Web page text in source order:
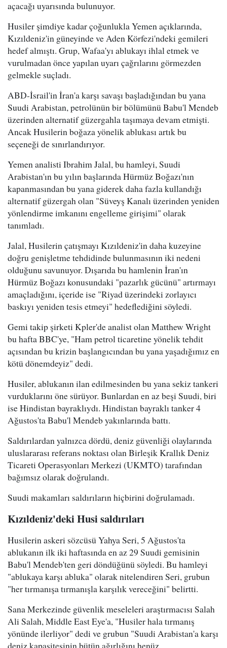
açacağı uyarısında bulunuyor.
Husiler şimdiye kadar çoğunlukla Yemen açıklarında,
Kızıldeniz'in güneyinde ve Aden Körfezi'ndeki gemileri
hedef almıştı. Grup, Wafaa'yı ablukayı ihlal etmek ve
vurulmadan önce yapılan uyarı çağrılarını görmezden
gelmekle suçladı.
ABD-İsrail'in İran'a karşı savaşı başladığından bu yana
Suudi Arabistan, petrolünün bir bölümünü Babu'l Mendeb
üzerinden alternatif güzergahla taşımaya devam etmişti.
Ancak Husilerin boğaza yönelik ablukası artık bu
seçeneği de sınırlandırıyor.
Yemen analisti Ibrahim Jalal, bu hamleyi, Suudi
Arabistan'ın bu yılın başlarında Hürmüz Boğazı'nın
kapanmasından bu yana giderek daha fazla kullandığı
alternatif güzergah olan "Süveyş Kanalı üzerinden yeniden
yönlendirme imkanını engelleme girişimi" olarak
tanımladı.
Jalal, Husilerin çatışmayı Kızıldeniz'in daha kuzeyine
doğru genişletme tehdidinde bulunmasının iki nedeni
olduğunu savunuyor. Dışarıda bu hamlenin İran'ın
Hürmüz Boğazı konusundaki "pazarlık gücünü" artırmayı
amaçladığını, içeride ise "Riyad üzerindeki zorlayıcı
baskıyı yeniden tesis etmeyi" hedeflediğini söyledi.
Gemi takip şirketi Kpler'de analist olan Matthew Wright
bu hafta BBC'ye, "Ham petrol ticaretine yönelik tehdit
açısından bu krizin başlangıcından bu yana yaşadığımız en
kötü dönemdeyiz" dedi.
Husiler, ablukanın ilan edilmesinden bu yana sekiz tankeri
vurduklarını öne sürüyor. Bunlardan en az beşi Suudi, biri
ise Hindistan bayraklıydı. Hindistan bayraklı tanker 4
Ağustos'ta Babu'l Mendeb yakınlarında battı.
Saldırılardan yalnızca dördü, deniz güvenliği olaylarında
uluslararası referans noktası olan Birleşik Krallık Deniz
Ticareti Operasyonları Merkezi (UKMTO) tarafından
bağımsız olarak doğrulandı.
Suudi makamları saldırıların hiçbirini doğrulamadı.
Kızıldeniz'deki Husi saldırıları
Husilerin askeri sözcüsü Yahya Seri, 5 Ağustos'ta
ablukanın ilk iki haftasında en az 29 Suudi gemisinin
Babu'l Mendeb'ten geri döndüğünü söyledi. Bu hamleyi
"ablukaya karşı abluka" olarak nitelendiren Seri, grubun
"her tırmanışa tırmanışla karşılık vereceğini" belirtti.
Sana Merkezinde güvenlik meseleleri araştırmacısı Salah
Ali Salah, Middle East Eye'a, "Husiler hala tırmanış
yönünde ilerliyor" dedi ve grubun "Suudi Arabistan'a karşı
deniz kapasitesinin bütün ağırlığını henüz